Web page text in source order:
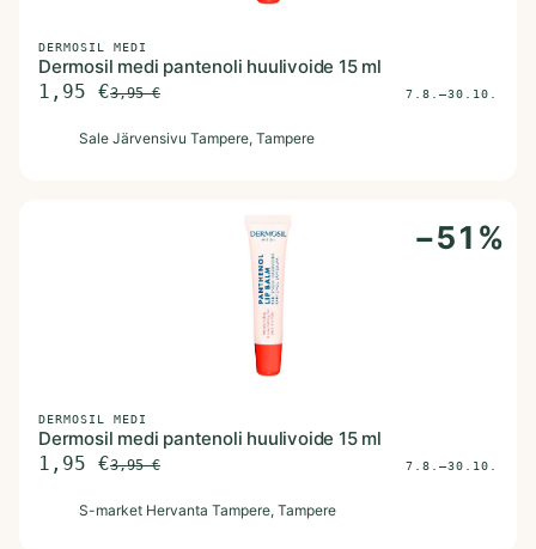
DERMOSIL MEDI
Dermosil medi pantenoli huulivoide 15 ml
1,95 €3,95€ 7.8.–30.10.
Sale Järvensivu Tampere, Tampere
−51 %
DERMOSIL MEDI
Dermosil medi pantenoli huulivoide 15 ml
1,95 €3,95€ 7.8.–30.10.
S-market Hervanta Tampere, Tampere